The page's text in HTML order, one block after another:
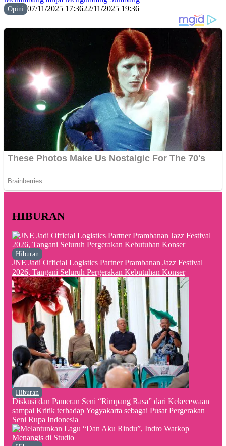
Opini 07/11/2025 17:3622/11/2025 19:36
HIBURAN
Hiburan
JNE Jadi Official Logistics Partner Prambanan Jazz Festival
2026, Tangani Seluruh Pergerakan Kebutuhan Konser
Hiburan
Diskusi dan Pameran Seni “Rimpang Rasa” dari Kekecewaan
sampai Kritik terhadap Yogyakarta sebagai Pusat Pergerakan
Seni Rupa Indonesia